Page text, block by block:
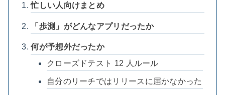
忙しい人向けまとめ
「歩測」がどんなアプリだったか
何が予想外だったか
クローズドテスト 12 人ルール
自分のリーチではリリースに届かなかった